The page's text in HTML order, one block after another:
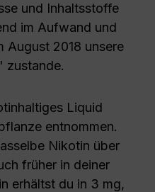
und Inhaltsstoffe
im Aufwand und
August 2018 unsere
zustande.
Liquid
entnommen.
Nikotin über
früher in deiner
erhältst du in 3 mg,